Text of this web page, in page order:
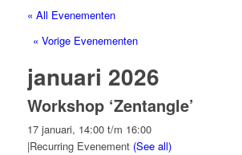
« All Evenementen
« Vorige Evenementen
januari 2026
Workshop ‘Zentangle’
17 januari, 14:00t/m 16:00
|Recurring Evenement (See all)